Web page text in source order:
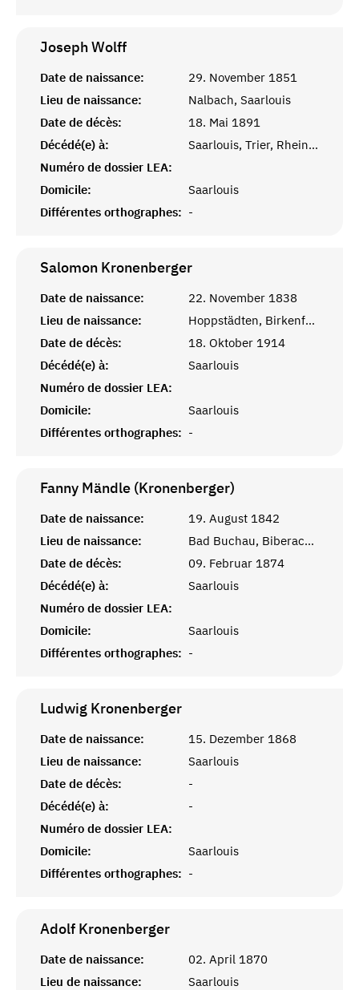
JosephWolff
Date de naissance:
29. November 1851
Lieu de naissance:
Nalbach, Saarlouis
Date de décès:
18. Mai 1891
Décédé(e) à:
Saarlouis, Trier, Rheinprovinz
Numéro de dossier LEA:
Domicile:
Saarlouis
Différentes orthographes: -
Salomon Kronenberger
Date de naissance:
22. November 1838
Lieu de naissance:
Hoppstädten, Birkenfeld
Date de décès:
18. Oktober 1914
Décédé(e) à:
Saarlouis
Numéro de dossier LEA:
Domicile:
Saarlouis
Différentes orthographes: -
Fanny Mändle (Kronenberger)
Date de naissance:
19. August 1842
Lieu de naissance:
Bad Buchau, Biberach, Württemberg
Date de décès:
09. Februar 1874
Décédé(e) à:
Saarlouis
Numéro de dossier LEA:
Domicile:
Saarlouis
Différentes orthographes: -
Ludwig Kronenberger
Date de naissance:
15. Dezember 1868
Lieu de naissance:
Saarlouis
Date de décès:
-
Décédé(e) à:
-
Numéro de dossier LEA:
Domicile:
Saarlouis
Différentes orthographes: -
Adolf Kronenberger
Date de naissance:
02. April 1870
Lieu de naissance:
Saarlouis